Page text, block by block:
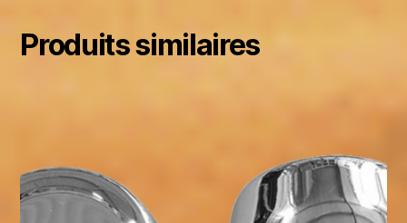
Produits similaires